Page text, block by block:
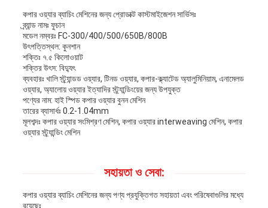
কপার ওয়্যার ব্যাচিং মেশিনের জন্য প্রোডাক্ট কাস্টমাইজেশন সার্ভিসঃ
ব্র্যান্ড নামঃ ফুচান
মডেল নম্বরঃ FC-300/400/500/650B/800B
উৎপত্তিস্থল: কুনশান
শক্তিঃ ৭.৫ কিলোওয়াট
শক্তির উৎস: বিদ্যুৎ
ব্যবহারঃ খালি স্ট্র্যান্ডড ওয়্যার, টিনড ওয়্যার, কপার-ক্ল্যাটেড অ্যালুমিনিয়াম, এনামেলড
ওয়্যার, অ্যালোয় ওয়্যার ইত্যাদির স্ট্র্যান্ডিংয়ের জন্য উপযুক্ত
পণ্যের নাম: হাই স্পিড কপার ওয়্যার বুনন মেশিন
তারের ব্যাসার্ধঃ 0.2-1.04mm
মূলশব্দঃ কপার ওয়্যার সংমিশ্রণ মেশিন, কপার ওয়্যার interweaving মেশিন, কপার
ওয়্যার স্ট্র্যান্ডিং মেশিন
সহায়তা ও সেবা:
কপার ওয়্যার ব্যাচিং মেশিনের জন্য পণ্য প্রযুক্তিগত সহায়তা এবং পরিষেবাগুলির মধ্যে
রয়েছেঃ